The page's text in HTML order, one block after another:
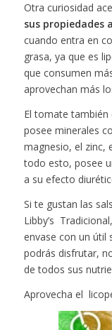
Otra curiosidad
sus propiedades
cuando entra en
grasa, ya que es
que consumen
aprovechan más
El tomate también
posee minerales
magnesio, el zinc,
todo esto, posee
a su efecto
Si te gustan las
Libby’s
envase con un útil
podrás disfrutar,
de todos sus
Aprovecha el